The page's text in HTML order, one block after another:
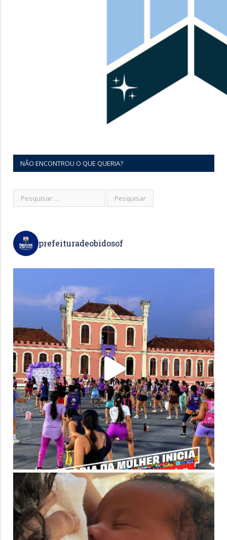
NÃO ENCONTROU O QUE QUERIA?
prefeituradeobidosof